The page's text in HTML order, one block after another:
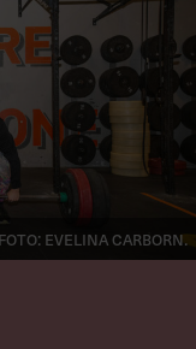
Evelina Carborn.